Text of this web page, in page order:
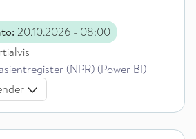
20.10.2026 - 08:00
(NPR) (Power BI)